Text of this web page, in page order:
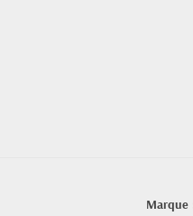
Marque